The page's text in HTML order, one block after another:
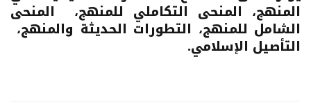
المنهج، المنحى التكاملي للمنهج، المنحى
الشامل للمنهج، التطورات الحديثة والمنهج،
التأصيل الإسلامي.